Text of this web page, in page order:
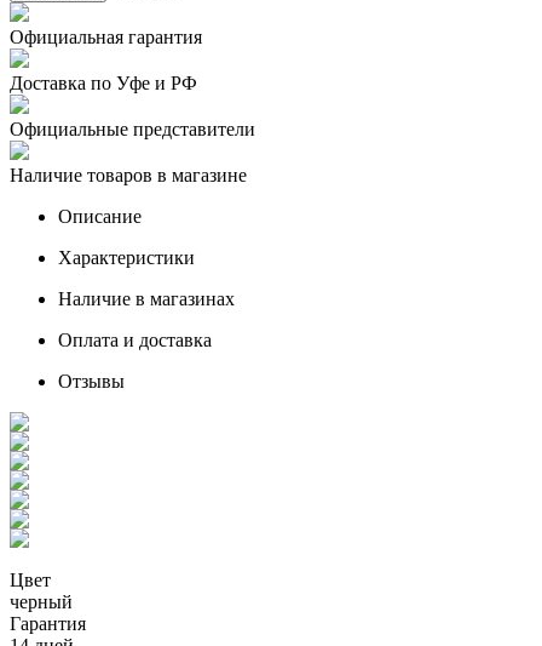
Официальная гарантия
Доставка по Уфе и РФ
Официальные представители
Наличие товаров в магазине
Описание
Характеристики
Наличие в магазинах
Оплата и доставка
Отзывы
Цвет
черный
Гарантия